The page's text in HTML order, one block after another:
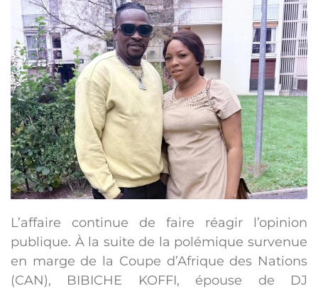
L’affaire continue de faire réagir l’opinion
publique. À la suite de la polémique survenue
en marge de la Coupe d’Afrique des Nations
(CAN), BIBICHE KOFFI, épouse de DJ